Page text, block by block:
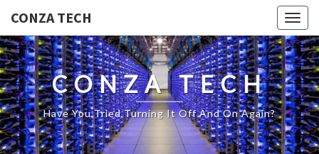
CONZA TECH
CONZA TECH
Have You Tried Turning It Off And On Again?